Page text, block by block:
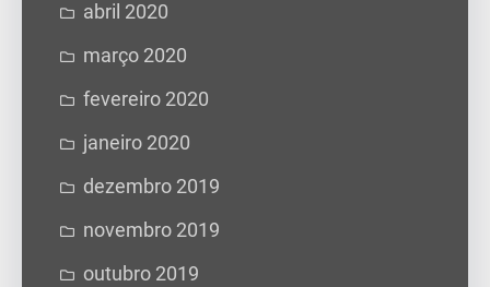
abril 2020
março 2020
fevereiro 2020
janeiro 2020
dezembro 2019
novembro 2019
outubro 2019